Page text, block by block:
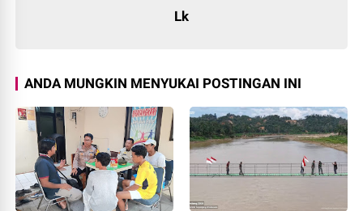
Lk
ANDA MUNGKIN MENYUKAI POSTINGAN INI